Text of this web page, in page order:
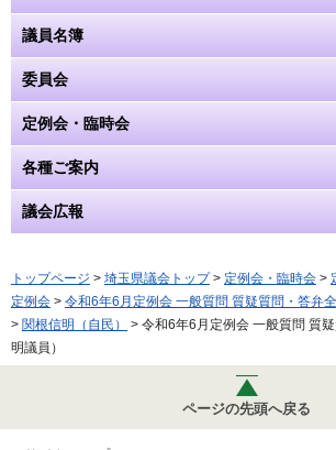
議員名簿
委員会
定例会・臨時会
各種ご案内
議会広報
トップページ > 埼玉県議会トップ> 定例会・臨時会 >
定例会 > 令和6年6月定例会 一般質問 質疑質問・答弁
> 関根信明（自民）
> 令和6年6月定例会 一般質問 質
明議員）
ページの先頭へ戻る